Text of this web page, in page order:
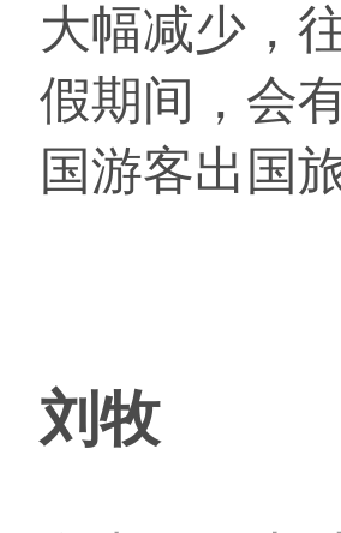
大幅减少，
假期间，会
国游客出国
刘牧